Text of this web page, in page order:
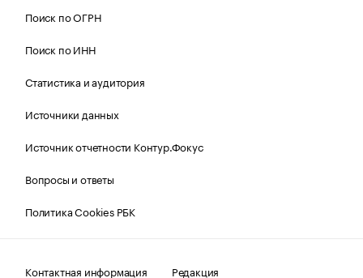
Поиск по ОГРН
Поиск по ИНН
Статистика и аудитория
Источники данных
Источник отчетности Контур.Фокус
Вопросы и ответы
Политика Cookies РБК
Контактная информация Редакция